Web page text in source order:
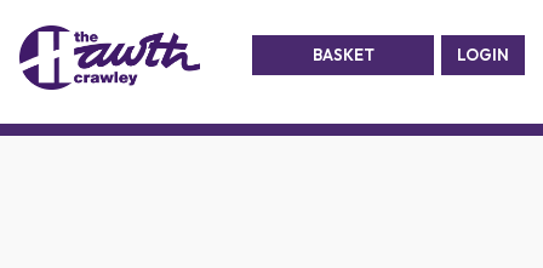
BASKET LOGIN